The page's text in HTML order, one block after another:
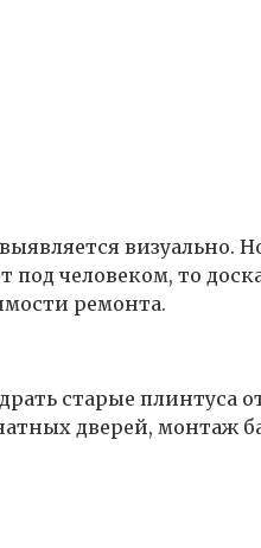
визуально.
человеком, то
ремонта.
старые плинтуса
дверей, монтаж